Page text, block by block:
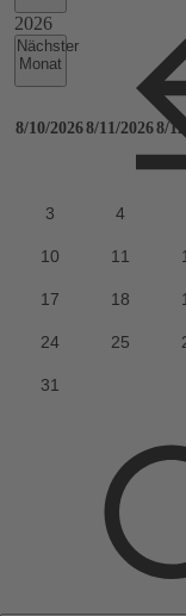
Nächster
Monat